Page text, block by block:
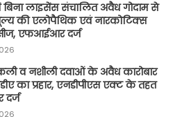
लाइसेंस संचालित अवैध गोदाम से
की एलोपैथिक एवं नारकोटिक्स
एफआईआर दर्ज
व नशीली दवाओं के अवैध कारोबार
का प्रहार, एनडीपीएस एक्ट के तहत